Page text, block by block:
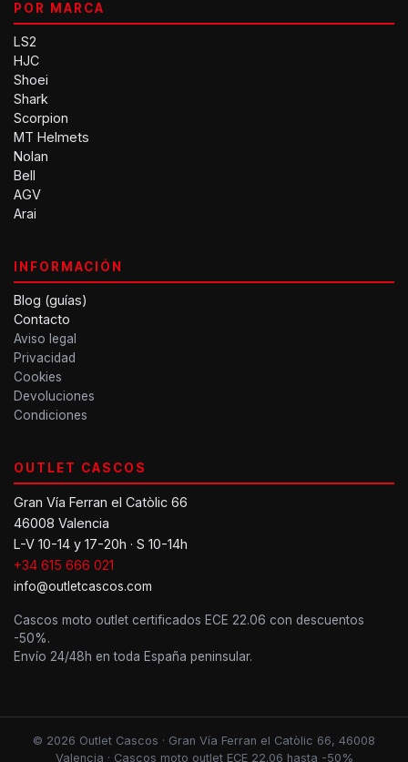
POR MARCA
LS2
HJC
Shoei
Shark
Scorpion
MT Helmets
Nolan
Bell
AGV
Arai
INFORMACIÓN
Blog (guías)
Contacto
Aviso legal
Privacidad
Cookies
Devoluciones
Condiciones
OUTLET CASCOS
Gran Vía Ferran el Catòlic 66
46008 Valencia
L-V 10-14 y 17-20h · S 10-14h
+34 615 666 021
info@outletcascos.com
Cascos moto outlet certificados ECE 22.06 con descuentos
-50%.
Envío 24/48h en toda España peninsular.
© 2026 Outlet Cascos · Gran Vía Ferran el Catòlic 66, 46008
Valencia · Cascos moto outlet ECE 22.06 hasta -50%